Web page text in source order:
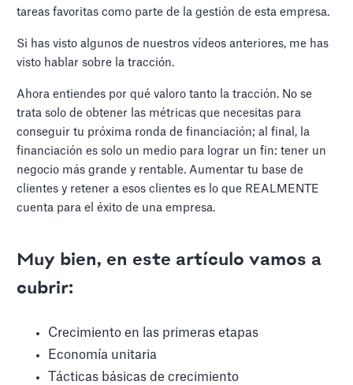
tareas favoritas como parte de la gestión de esta empresa.
Si has visto algunos de nuestros vídeos anteriores, me has
visto hablar sobre la tracción.
Ahora entiendes por qué valoro tanto la tracción. No se
trata solo de obtener las métricas que necesitas para
conseguir tu próxima ronda de financiación; al final, la
financiación es solo un medio para lograr un fin: tener un
negocio más grande y rentable. Aumentar tu base de
clientes y retener a esos clientes es lo que REALMENTE
cuenta para el éxito de una empresa.
Muy bien, en este artículo vamos a
cubrir:
Crecimiento en las primeras etapas
Economía unitaria
Tácticas básicas de crecimiento